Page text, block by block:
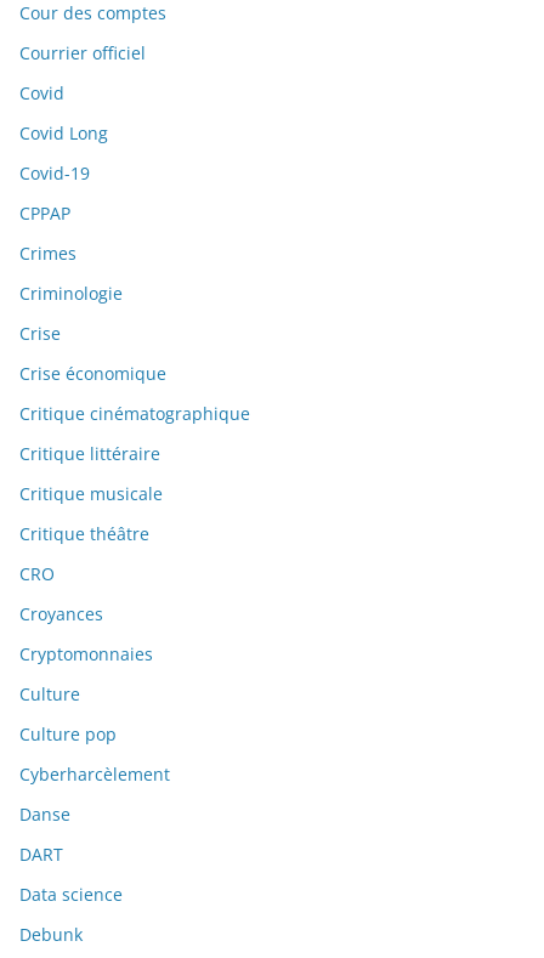
Cour des comptes
Courrier officiel
Covid
Covid Long
Covid-19
CPPAP
Crimes
Criminologie
Crise
Crise économique
Critique cinématographique
Critique littéraire
Critique musicale
Critique théâtre
CRO
Croyances
Cryptomonnaies
Culture
Culture pop
Cyberharcèlement
Danse
DART
Data science
Debunk